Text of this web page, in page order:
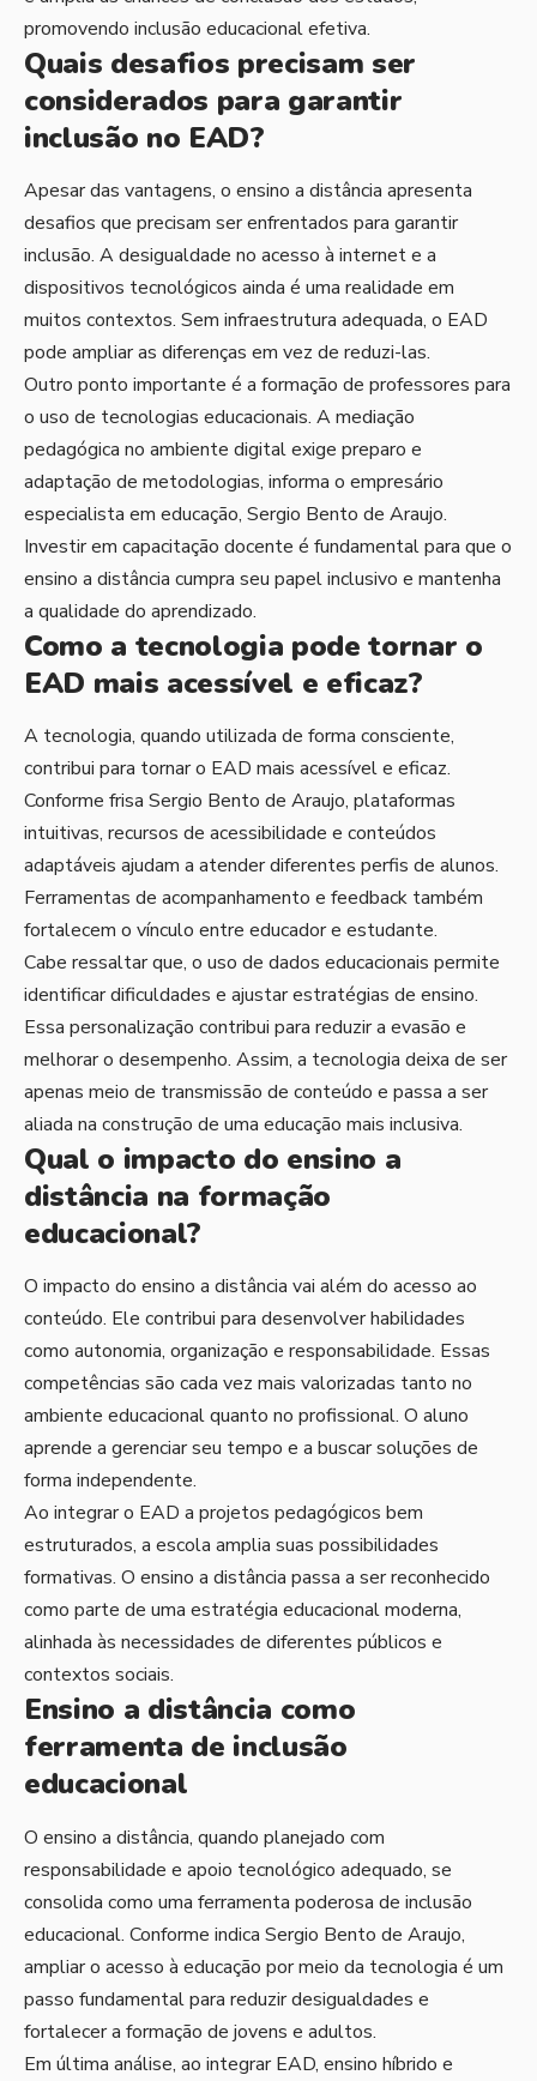
promovendo inclusão educacional efetiva.
Quais desafios precisam ser
considerados para garantir
inclusão no EAD?
Apesar das vantagens, o ensino a distância apresenta
desafios que precisam ser enfrentados para garantir
inclusão. A desigualdade no acesso à internet e a
dispositivos tecnológicos ainda é uma realidade em
muitos contextos. Sem infraestrutura adequada, o EAD
pode ampliar as diferenças em vez de reduzi-las.
Outro ponto importante é a formação de professores para
o uso de tecnologias educacionais. A mediação
pedagógica no ambiente digital exige preparo e
adaptação de metodologias, informa o empresário
especialista em educação, Sergio Bento de Araujo.
Investir em capacitação docente é fundamental para que o
ensino a distância cumpra seu papel inclusivo e mantenha
a qualidade do aprendizado.
Como a tecnologia pode tornar o
EAD mais acessível e eficaz?
A tecnologia, quando utilizada de forma consciente,
contribui para tornar o EAD mais acessível e eficaz.
Conforme frisa Sergio Bento de Araujo, plataformas
intuitivas, recursos de acessibilidade e conteúdos
adaptáveis ajudam a atender diferentes perfis de alunos.
Ferramentas de acompanhamento e feedback também
fortalecem o vínculo entre educador e estudante.
Cabe ressaltar que, o uso de dados educacionais permite
identificar dificuldades e ajustar estratégias de ensino.
Essa personalização contribui para reduzir a evasão e
melhorar o desempenho. Assim, a tecnologia deixa de ser
apenas meio de transmissão de conteúdo e passa a ser
aliada na construção de uma educação mais inclusiva.
Qual o impacto do ensino a
distância na formação
educacional?
O impacto do ensino a distância vai além do acesso ao
conteúdo. Ele contribui para desenvolver habilidades
como autonomia, organização e responsabilidade. Essas
competências são cada vez mais valorizadas tanto no
ambiente educacional quanto no profissional. O aluno
aprende a gerenciar seu tempo e a buscar soluções de
forma independente.
Ao integrar o EAD a projetos pedagógicos bem
estruturados, a escola amplia suas possibilidades
formativas. O ensino a distância passa a ser reconhecido
como parte de uma estratégia educacional moderna,
alinhada às necessidades de diferentes públicos e
contextos sociais.
Ensino a distância como
ferramenta de inclusão
educacional
O ensino a distância, quando planejado com
responsabilidade e apoio tecnológico adequado, se
consolida como uma ferramenta poderosa de inclusão
educacional. Conforme indica Sergio Bento de Araujo,
ampliar o acesso à educação por meio da tecnologia é um
passo fundamental para reduzir desigualdades e
fortalecer a formação de jovens e adultos.
Em última análise, ao integrar EAD, ensino híbrido e